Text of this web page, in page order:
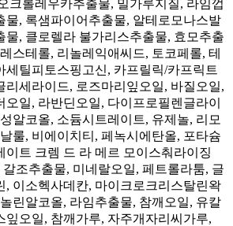
크롤레우카추출물, 밀가루지질, 라임껍
물, 록샘파이어추출물, 알테로모나스발
물, 클로렐라 불가리스추출물, 효모추출
스테롤, 리놀레익애씨드, 토코페롤, 테
세틸피토스핑고신, 카프릴릭/카프릭트
리세라이드, 로즈마리잎오일, 바질오일,
오일, 라반딘오일, 다이프로필렌글라이
알코올, 소듐시트레이트, 유제놀, 리모
룰, 비에이치티, 페녹시에탄올, 포타슘
이트 크렘 드 라 메르 모이스춰라이징
갈조추출물, 미네랄오일, 페트롤라툼, 글
, 이소헥사데칸, 마이크로크리스탈린왁
린알코올, 라임추출물, 참깨오일, 유칼
잎오일, 참깨가루, 자주개자리씨가루,